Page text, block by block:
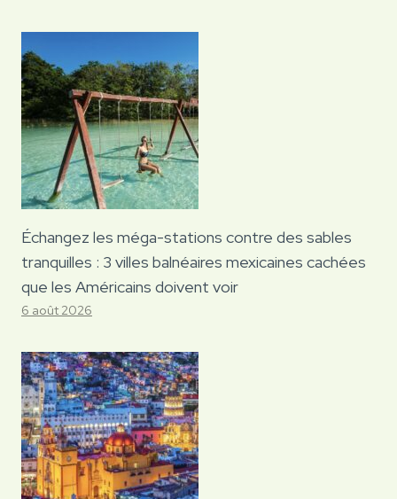
Échangez les méga-stations contre des sables
tranquilles : 3 villes balnéaires mexicaines cachées
que les Américains doivent voir
6 août 2026